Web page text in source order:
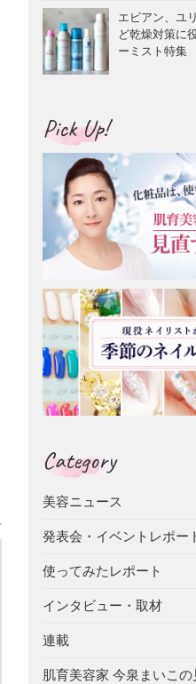
エビアン、ユ
ど乾燥対策に
ーミスト特集
Pick Up!
Category
美容ニュース
発表会・イベントレポー
使ってみたレポート
インタビュー・取材
連載
肌育美容家 今泉まいこ